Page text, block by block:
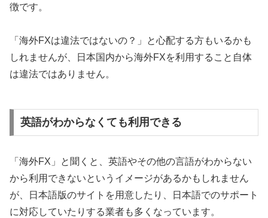
徴です。
「海外FXは違法ではないの？」と心配する方もいるかも
しれませんが、日本国内から海外FXを利用すること自体
は違法ではありません。
英語がわからなくても利用できる
「海外FX」と聞くと、英語やその他の言語がわからない
から利用できないというイメージがあるかもしれません
が、日本語版のサイトを用意したり、日本語でのサポート
に対応していたりする業者も多くなっています。